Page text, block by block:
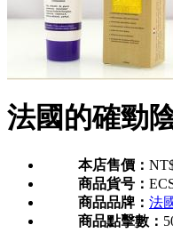
法國的確勁
本店售價：
商品貨号：
商品品牌： 法
商品點擊數：